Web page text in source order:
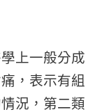
上一般分成
，表示有組
況，第二類